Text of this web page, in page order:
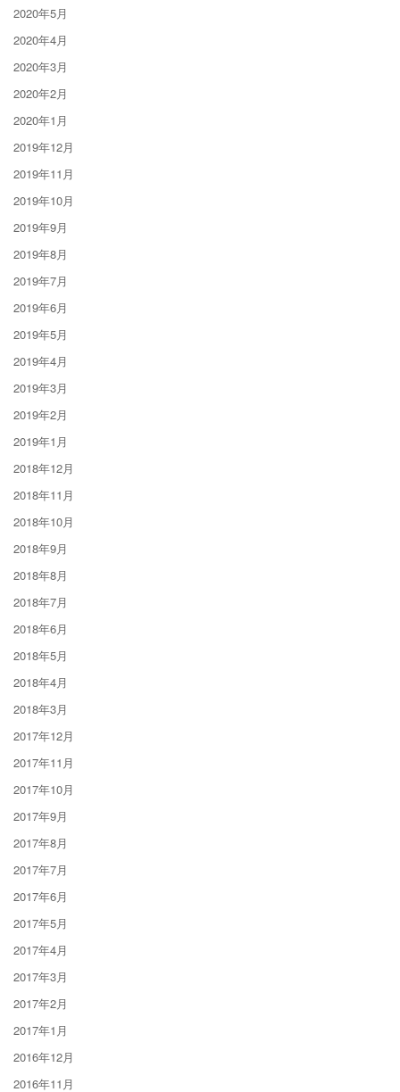
2020年5月
2020年4月
2020年3月
2020年2月
2020年1月
2019年12月
2019年11月
2019年10月
2019年9月
2019年8月
2019年7月
2019年6月
2019年5月
2019年4月
2019年3月
2019年2月
2019年1月
2018年12月
2018年11月
2018年10月
2018年9月
2018年8月
2018年7月
2018年6月
2018年5月
2018年4月
2018年3月
2017年12月
2017年11月
2017年10月
2017年9月
2017年8月
2017年7月
2017年6月
2017年5月
2017年4月
2017年3月
2017年2月
2017年1月
2016年12月
2016年11月